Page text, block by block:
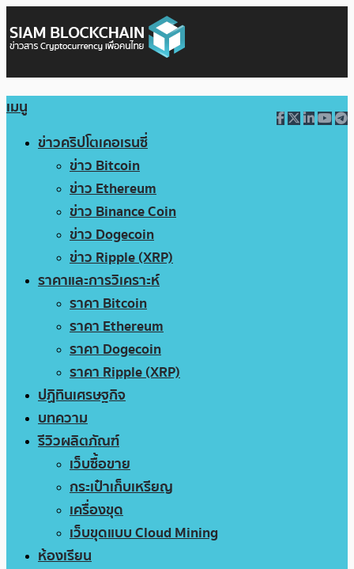
เมนู
ข่าวคริปโตเคอเรนซี่
ข่าว Bitcoin
ข่าว Ethereum
ข่าว Binance Coin
ข่าว Dogecoin
ข่าว Ripple (XRP)
ราคาและการวิเคราะห์
ราคา Bitcoin
ราคา Ethereum
ราคา Dogecoin
ราคา Ripple (XRP)
ปฏิทินเศรษฐกิจ
บทความ
รีวิวผลิตภัณฑ์
เว็บซื้อขาย
กระเป๋าเก็บเหรียญ
เครื่องขุด
เว็บขุดแบบ Cloud Mining
ห้องเรียน